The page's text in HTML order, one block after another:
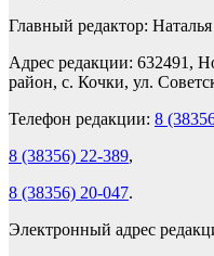
Главный редактор:
Адрес редакции: 632491,
район, с. Кочки, ул.
Телефон редакции: 8
8 (38356) 22-389,
8 (38356) 20-047.
Электронный адрес